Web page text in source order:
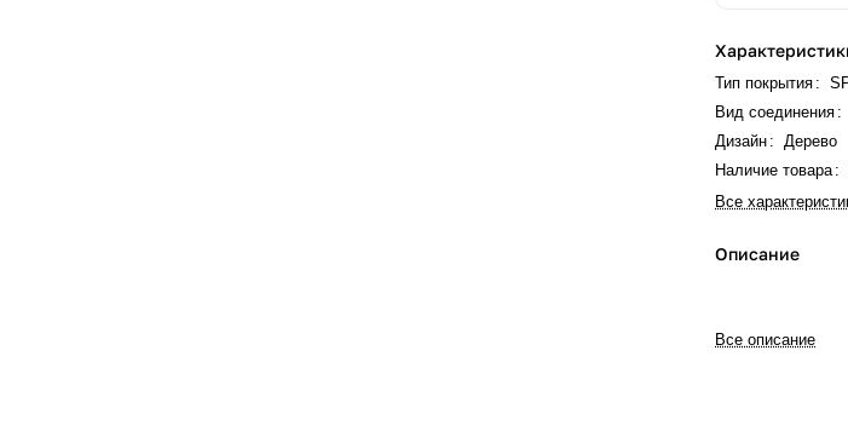
Тип покрытия:
Вид соединения:
Дизайн:
Дерево
Наличие товара:
Все
Описание
Все описание